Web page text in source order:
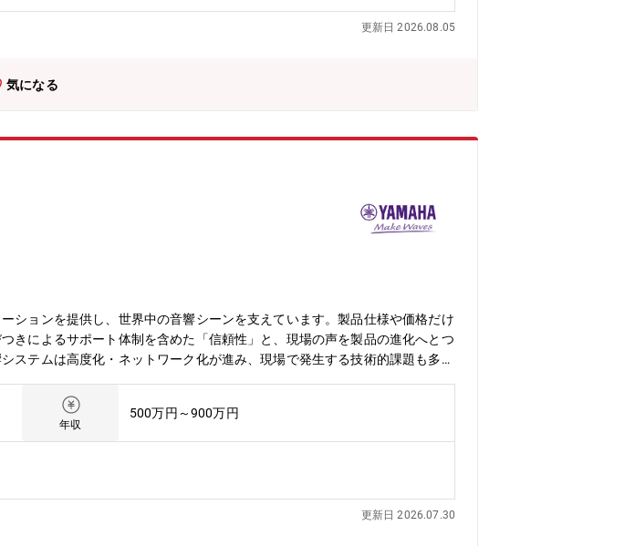
る仕事です。長期的な視点でコンテンツ品質向上に取り組めます。★映像制
放送業界、企業広報動画制作、YouTube・SNS動画制作イベント映像制作
更新日 2026.08.05
気になる
ションを提供し、世界中の音響シーンを支えています。製品仕様や価格だけ
きによるサポート体制を含めた「信頼性」と、現場の声を製品の進化へとつ
ステムは高度化・ネットワーク化が進み、現場で発生する技術的課題も多様
】https://jp.yamaha.com/products/proaudio/index.html【業務内容】メー
解決することで顧客満足度の向上を図ります。・国内外の販売会社からエス
技術的な切り分け、再現検証、原因分析・現場経験およびサポート知見をも
ェブコンテンツ等を通じた顧客・販売会社向けの技術情報発信・販売会社・
年収
500万円～900万円
更新日 2026.07.30